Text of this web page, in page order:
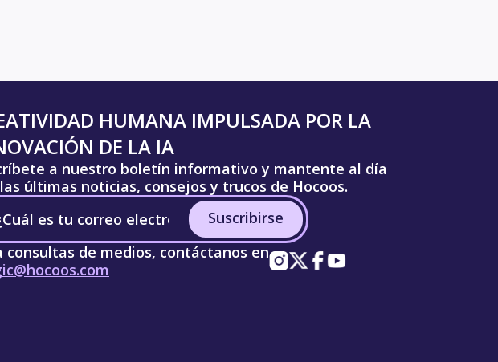
HUMANA IMPULSADA POR LA
DE LA IA
a nuestro boletín informativo y mantente al día
últimas noticias, consejos y trucos de Hocoos.
Suscribirse
consultas de medios, contáctanos en